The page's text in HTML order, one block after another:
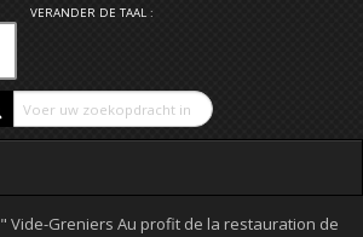
VERANDER DE TAAL :
"Vide-Greniers Au profit de la restauration de